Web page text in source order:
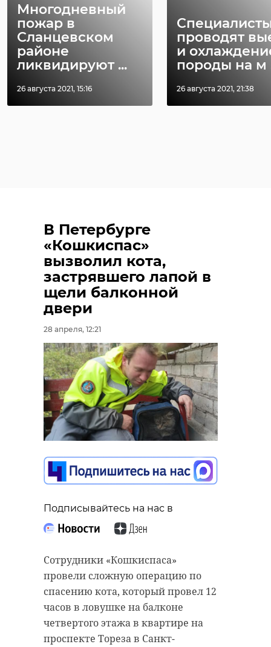
Многодневный
пожар в
Сланцевском
районе
ликвидируют ...
26 августа 2021, 15:16
проводят
и
породы на м
26 августа 2021, 21:38
В Петербурге
«Кошкиспас»
вызволил кота,
застрявшего лапой в
щели балконной
двери
28 апреля, 12:21
Подписывайтесь на нас в
Сотрудники «Кошкиспаса»
провели сложную операцию по
спасению кота, который провел 12
часов в ловушке на балконе
четвертого этажа в квартире на
проспекте Тореза в Санкт-